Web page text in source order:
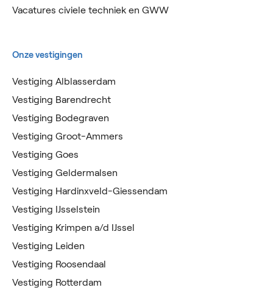
Vacatures civiele techniek en GWW
Onze vestigingen
Vestiging Alblasserdam
Vestiging Barendrecht
Vestiging Bodegraven
Vestiging Groot-Ammers
Vestiging Goes
Vestiging Geldermalsen
Vestiging Hardinxveld-Giessendam
Vestiging IJsselstein
Vestiging Krimpen a/d IJssel
Vestiging Leiden
Vestiging Roosendaal
Vestiging Rotterdam